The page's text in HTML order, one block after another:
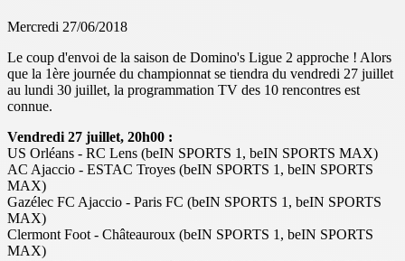
Mercredi 27/06/2018
Le coup d'envoi de la saison de Domino's Ligue 2 approche ! Alors
que la 1ère journée du championnat se tiendra du vendredi 27 juillet
au lundi 30 juillet, la programmation TV des 10 rencontres est
connue.
Vendredi 27 juillet, 20h00 :
US Orléans - RC Lens (beIN SPORTS 1, beIN SPORTS MAX)
AC Ajaccio - ESTAC Troyes (beIN SPORTS 1, beIN SPORTS
MAX)
Gazélec FC Ajaccio - Paris FC (beIN SPORTS 1, beIN SPORTS
MAX)
Clermont Foot - Châteauroux (beIN SPORTS 1, beIN SPORTS
MAX)